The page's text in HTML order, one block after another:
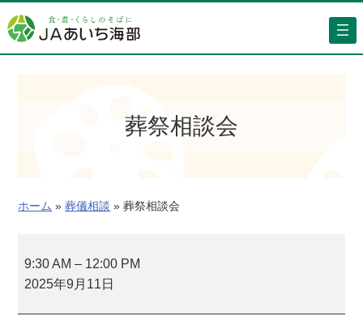
容
を
葬祭相談会
ホーム » 葬儀相談 » 葬祭相談会
祭
相
9:30 AM – 12:00 PM
2025年9月11日